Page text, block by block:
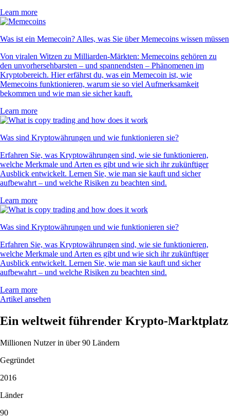
Learn more
Was ist ein Memecoin? Alles, was Sie über Memecoins wissen müssen
Von viralen Witzen zu Milliarden-Märkten: Memecoins gehören zu
den unvorhersehbarsten – und spannendsten – Phänomenen im
Kryptobereich. Hier erfährst du, was ein Memecoin ist, wie
Memecoins funktionieren, warum sie so viel Aufmerksamkeit
bekommen und wie man sie sicher kauft.
Learn more
Was sind Kryptowährungen und wie funktionieren sie?
Erfahren Sie, was Kryptowährungen sind, wie sie funktionieren,
welche Merkmale und Arten es gibt und wie sich ihr zukünftiger
Ausblick entwickelt. Lernen Sie, wie man sie kauft und sicher
aufbewahrt – und welche Risiken zu beachten sind.
Learn more
Was sind Kryptowährungen und wie funktionieren sie?
Erfahren Sie, was Kryptowährungen sind, wie sie funktionieren,
welche Merkmale und Arten es gibt und wie sich ihr zukünftiger
Ausblick entwickelt. Lernen Sie, wie man sie kauft und sicher
aufbewahrt – und welche Risiken zu beachten sind.
Learn more
Artikel ansehen
Ein weltweit führender Krypto-Marktplatz
Millionen Nutzer in über 90 Ländern
Gegründet
2016
Länder
90